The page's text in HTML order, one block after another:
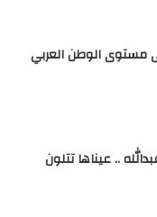
مستوى الوطن العربي
.. عيناها تتلون